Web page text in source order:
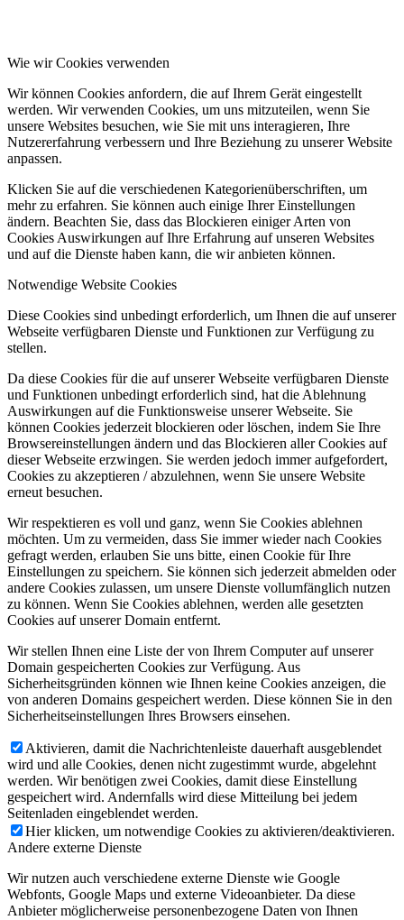
Wie wir Cookies verwenden
Wir können Cookies anfordern, die auf Ihrem Gerät eingestellt
werden. Wir verwenden Cookies, um uns mitzuteilen, wenn Sie
unsere Websites besuchen, wie Sie mit uns interagieren, Ihre
Nutzererfahrung verbessern und Ihre Beziehung zu unserer Website
anpassen.
Klicken Sie auf die verschiedenen Kategorienüberschriften, um
mehr zu erfahren. Sie können auch einige Ihrer Einstellungen
ändern. Beachten Sie, dass das Blockieren einiger Arten von
Cookies Auswirkungen auf Ihre Erfahrung auf unseren Websites
und auf die Dienste haben kann, die wir anbieten können.
Notwendige Website Cookies
Diese Cookies sind unbedingt erforderlich, um Ihnen die auf unserer
Webseite verfügbaren Dienste und Funktionen zur Verfügung zu
stellen.
Da diese Cookies für die auf unserer Webseite verfügbaren Dienste
und Funktionen unbedingt erforderlich sind, hat die Ablehnung
Auswirkungen auf die Funktionsweise unserer Webseite. Sie
können Cookies jederzeit blockieren oder löschen, indem Sie Ihre
Browsereinstellungen ändern und das Blockieren aller Cookies auf
dieser Webseite erzwingen. Sie werden jedoch immer aufgefordert,
Cookies zu akzeptieren / abzulehnen, wenn Sie unsere Website
erneut besuchen.
Wir respektieren es voll und ganz, wenn Sie Cookies ablehnen
möchten. Um zu vermeiden, dass Sie immer wieder nach Cookies
gefragt werden, erlauben Sie uns bitte, einen Cookie für Ihre
Einstellungen zu speichern. Sie können sich jederzeit abmelden oder
andere Cookies zulassen, um unsere Dienste vollumfänglich nutzen
zu können. Wenn Sie Cookies ablehnen, werden alle gesetzten
Cookies auf unserer Domain entfernt.
Wir stellen Ihnen eine Liste der von Ihrem Computer auf unserer
Domain gespeicherten Cookies zur Verfügung. Aus
Sicherheitsgründen können wie Ihnen keine Cookies anzeigen, die
von anderen Domains gespeichert werden. Diese können Sie in den
Sicherheitseinstellungen Ihres Browsers einsehen.
Aktivieren, damit die Nachrichtenleiste dauerhaft ausgeblendet
wird und alle Cookies, denen nicht zugestimmt wurde, abgelehnt
werden. Wir benötigen zwei Cookies, damit diese Einstellung
gespeichert wird. Andernfalls wird diese Mitteilung bei jedem
Seitenladen eingeblendet werden.
Hier klicken, um notwendige Cookies zu aktivieren/deaktivieren.
Andere externe Dienste
Wir nutzen auch verschiedene externe Dienste wie Google
Webfonts, Google Maps und externe Videoanbieter. Da diese
Anbieter möglicherweise personenbezogene Daten von Ihnen